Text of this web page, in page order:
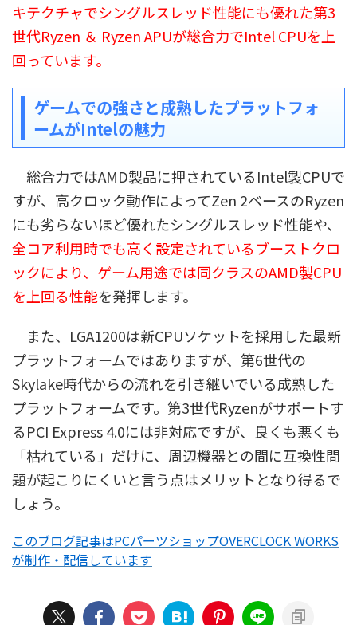
キテクチャでシングルスレッド性能にも優れた第3
世代Ryzen ＆ Ryzen APUが総合力でIntel CPUを上
回っています。
ゲームでの強さと成熟したプラットフォ
ームがIntelの魅力
総合力ではAMD製品に押されているIntel製CPUで
すが、高クロック動作によってZen 2ベースのRyzen
にも劣らないほど優れたシングルスレッド性能や、
全コア利用時でも高く設定されているブーストクロ
ックにより、ゲーム用途では同クラスのAMD製CPU
を上回る性能を発揮します。
また、LGA1200は新CPUソケットを採用した最新
プラットフォームではありますが、第6世代の
Skylake時代からの流れを引き継いでいる成熟した
プラットフォームです。第3世代Ryzenがサポートす
るPCI Express 4.0には非対応ですが、良くも悪くも
「枯れている」だけに、周辺機器との間に互換性問
題が起こりにくいと言う点はメリットとなり得るで
しょう。
このブログ記事はPCパーツショップOVERCLOCK WORKS
が制作・配信しています